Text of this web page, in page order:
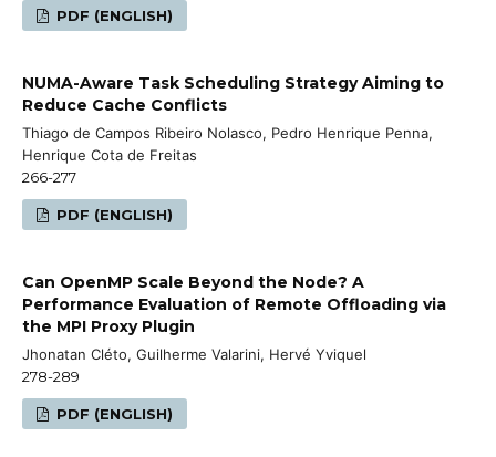
PDF (ENGLISH)
NUMA-Aware Task Scheduling Strategy Aiming to
Reduce Cache Conflicts
Thiago de Campos Ribeiro Nolasco, Pedro Henrique Penna,
Henrique Cota de Freitas
266-277
PDF (ENGLISH)
Can OpenMP Scale Beyond the Node? A
Performance Evaluation of Remote Offloading via
the MPI Proxy Plugin
Jhonatan Cléto, Guilherme Valarini, Hervé Yviquel
278-289
PDF (ENGLISH)